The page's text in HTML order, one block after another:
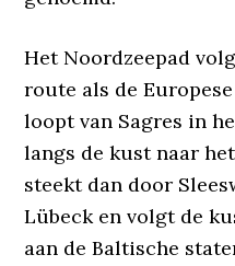
Het Noordzeepad
route als de
loopt van Sagres in
langs de kust naar
steekt dan door
Lübeck en volgt de
aan de Baltische